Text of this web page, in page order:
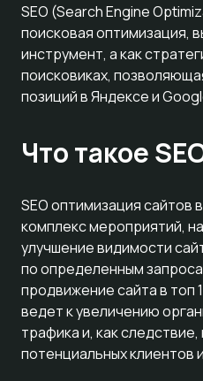
SEO (Search Engine
поисковая оптимизация,
инструмент, а как
поисковиках,
позиций в Яндексе и
Что такое
SEO оптимизация сайтов
комплекс мероприятий,
улучшение видимости
по определенным
продвижение сайта в топ
ведет к увеличению
трафика и, как следствие,
потенциальных клиентов